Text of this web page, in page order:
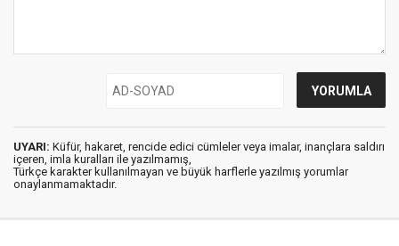
UYARI: Küfür, hakaret, rencide edici cümleler veya imalar, inançlara saldırı
içeren, imla kuralları ile yazılmamış,
Türkçe karakter kullanılmayan ve büyük harflerle yazılmış yorumlar
onaylanmamaktadır.